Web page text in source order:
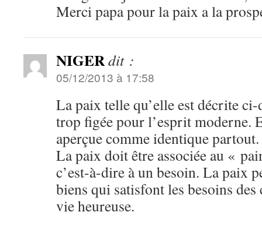
Merci papa pour la paix a la
NIGERdit :
05/12/2013 à 17:58
La paix telle qu’elle est décrite ci-
trop figée pour l’esprit moderne.
aperçue comme identique partout.
La paix doit être associée au «
c’est-à-dire à un besoin. La paix
biens qui satisfont les besoins des
vie heureuse.